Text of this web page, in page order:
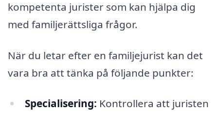
kompetenta jurister som kan hjälpa dig
med familjerättsliga frågor.
När du letar efter en familjejurist kan det
vara bra att tänka på följande punkter:
Specialisering: Kontrollera att juristen